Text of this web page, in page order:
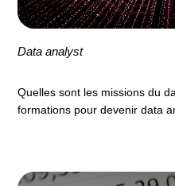
Data analyst
Quelles sont les missions du
formations pour devenir data